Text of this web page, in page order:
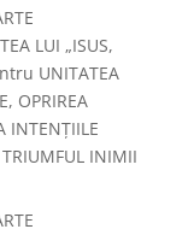
LUI „ISUS,
UNITATEA
OPRIREA
INTENȚIILE
INIMII